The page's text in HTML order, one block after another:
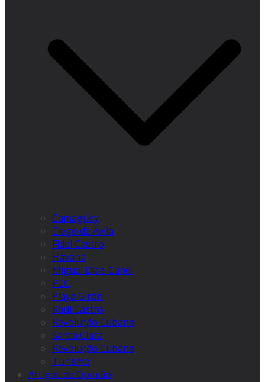
Camagüey
Ciego de Ávila
Fidel Castro
Havana
Miguel Díaz-Canel
PCC
Playa Girón
Raúl Castro
Revolução Cubana
Santa Clara
Revolução Cubana
Turismo
Artigos de Opinião